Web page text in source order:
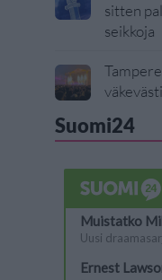
sitten
seikkoja
Suomi24